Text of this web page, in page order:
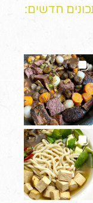
חדשים: